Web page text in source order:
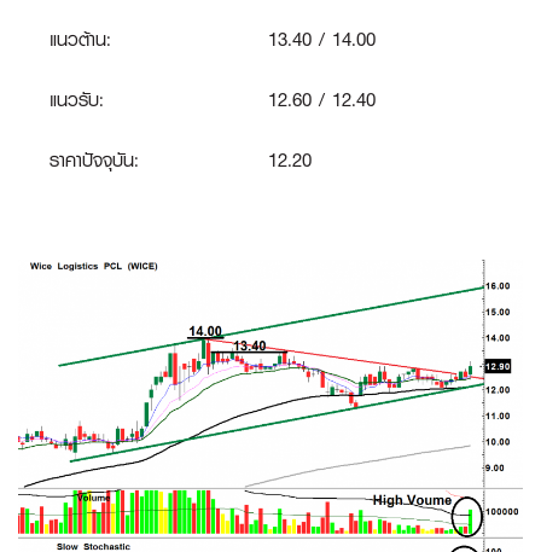
แนวต้าน:
13.40 / 14.00
แนวรับ:
12.60 / 12.40
ราคาปัจจุบัน:
12.20